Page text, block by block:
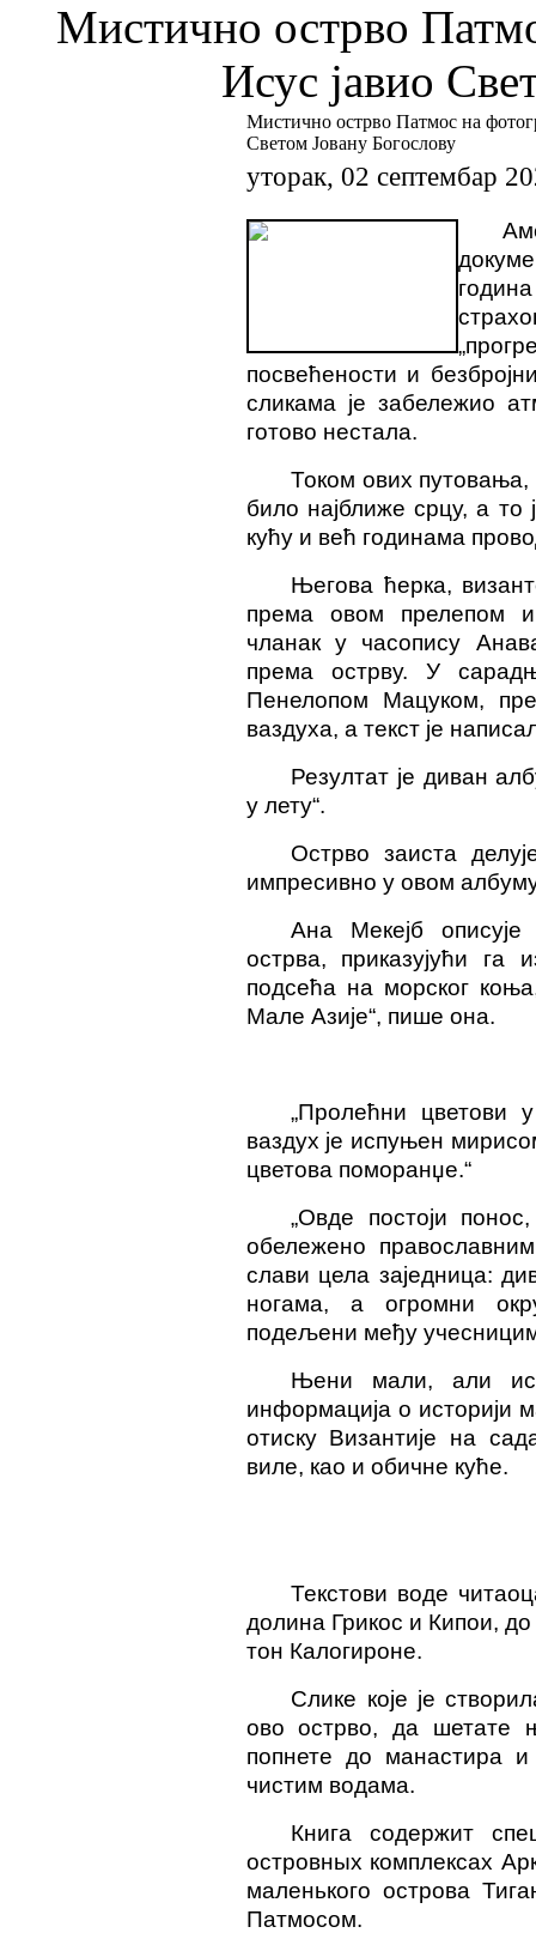
Мистично острво
Исус јавио
Мистично острво Патмос на
Светом Јовану Богослову
уторак, 02 септембар
посвећености и
сликама је забележио
готово нестала.
Током ових путовања,
било најближе срцу, а то
кућу и већ годинама
Његова ћерка,
према овом прелепом
чланак у часопису
према острву. У
Пенелопом Мацуком,
ваздуха, а текст је
Резултат је диван
у лету“.
Острво заиста
импресивно у овом
Ана Мекејб описује
острва, приказујући га
подсећа на морског
Мале Азије“, пише она.
„Пролећни цветови
ваздух је испуњен
цветова поморанџе.“
„Овде постоји
обележено
слави цела заједница:
ногама, а огромни
подељени међу
Њени мали, али
информација о историји
отиску Византије на
виле, као и обичне куће.
Текстови воде
долина Грикос и Кипои,
тон Калогироне.
Слике које је
ово острво, да шетате
попнете до манастира
чистим водама.
Книга содержит
островных комплексах
маленького острова
Патмосом.